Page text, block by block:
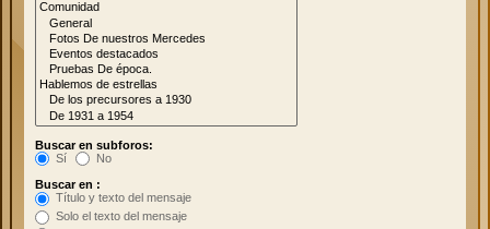
Buscar en subforos:
Sí
No
Buscar en :
Título y texto del mensaje
Solo el texto del mensaje